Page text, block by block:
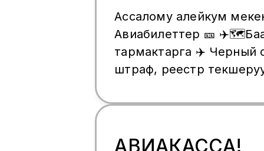
Ассалому алейкум
Авиабилеттер 🎫
тармактарга ✈️ Черный
штраф, реестр
✅ ✈️Эн негизиси:💯%
☎️+996501162899 ✈️ватсап
АВИАКАССА!